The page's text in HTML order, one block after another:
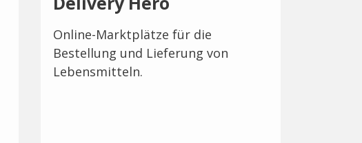
Online-Marktplätze für die
Bestellung und Lieferung von
Lebensmitteln.